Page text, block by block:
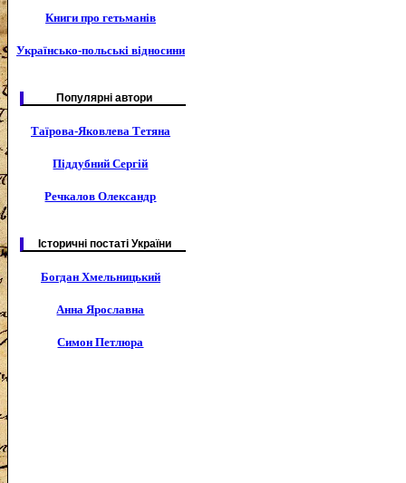
Книги про гетьманів
Українсько-польські відносини
Популярні автори
Таїрова-Яковлева Тетяна
Піддубний Сергій
Речкалов Олександр
Історичні постаті України
Богдан Хмельницький
Анна Ярославна
Симон Петлюра